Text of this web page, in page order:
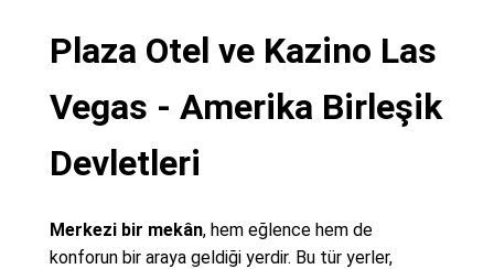
Plaza Otel ve Kazino Las
Vegas - Amerika Birleşik
Devletleri
Merkezi bir mekân, hem eğlence hem de
konforun bir araya geldiği yerdir. Bu tür yerler,